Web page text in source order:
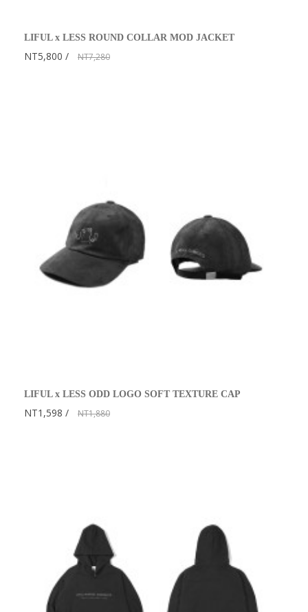
LIFUL x LESS ROUND COLLAR MOD JACKET
NT5,800 NT7,280
LIFUL x LESS ODD LOGO SOFT TEXTURE CAP
NT1,598 NT1,880